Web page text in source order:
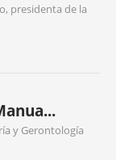
presidenta de la
y Gerontología